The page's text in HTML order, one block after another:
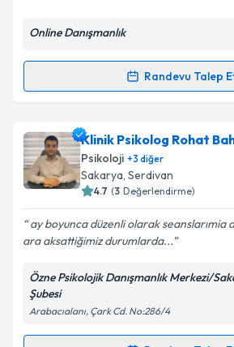
kapsamda işlenmesini kabul
Takvim Talebini
Online Danışmanlık
Randevu Talep
Randevu Takvimi Talebi
Dr. Psk. Dan. Merve Çalıkiçin
oluşturun. Size bu uzmandan
takvim hazırlandığında e-posta ile
Kişisel verilerimin işlenmesine
kapsamda işlenmesini kabul
Klinik Psikolog Rohat
Psikoloji +3 diğer
Sakarya, Serdivan
4.7 (3 Değerlendirme)
ay boyunca düzenli olarak seanslarımia
ara aksattiğimiz durumlarda...
Özne Psikolojik Danışmanlık Merkezi/
Şubesi
Arabacıalanı, Çark Cd. No:286/4